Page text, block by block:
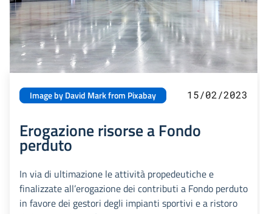
Image by David Mark from Pixabay 15/02/2023
Erogazione risorse a Fondo
perduto
In via di ultimazione le attività propedeutiche e
finalizzate all’erogazione dei contributi a Fondo perduto
in favore dei gestori degli impianti sportivi e a ristoro